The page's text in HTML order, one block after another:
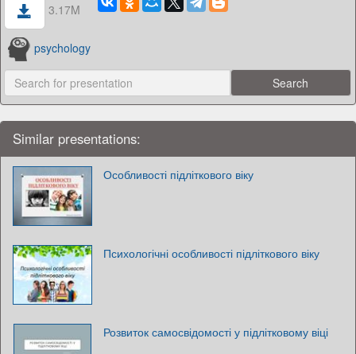
3.17M
psychology
Similar presentations:
Особливості підліткового віку
Психологічні особливості підліткового віку
Розвиток самосвідомості у підлітковому віці